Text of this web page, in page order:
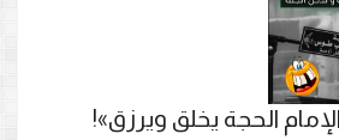
الحجة يخلق ويرزق»!